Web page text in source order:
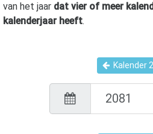
van het jaar dat vier of meer
kalenderjaar heeft.
Kalender